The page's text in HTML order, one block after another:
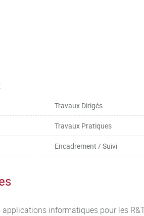
Travaux Dirigés
Travaux Pratiques
Encadrement / Suivi
informatiques pour les